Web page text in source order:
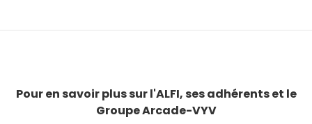
Pour en savoir plus sur l'ALFI, ses adhérents et le
Groupe Arcade-VYV